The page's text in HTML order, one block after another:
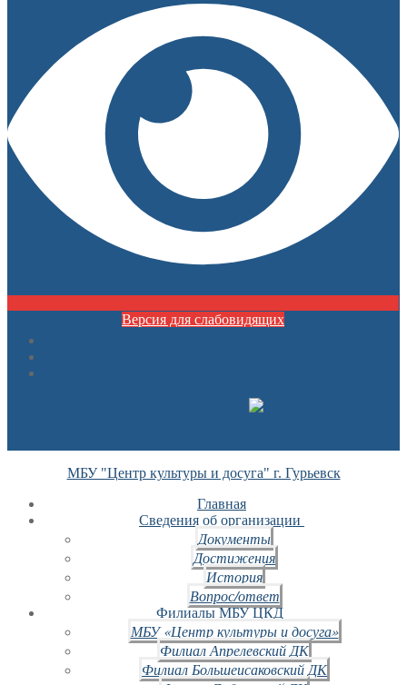
Версия для слабовидящих
МБУ "Центр культуры и досуга" г. Гурьевск
Главная
Сведения об организации
Документы
Достижения
История
Вопрос/ответ
Филиалы МБУ ЦКД
МБУ «Центр культуры и досуга»
Филиал Апрелевский ДК
Филиал Большеисаковский ДК